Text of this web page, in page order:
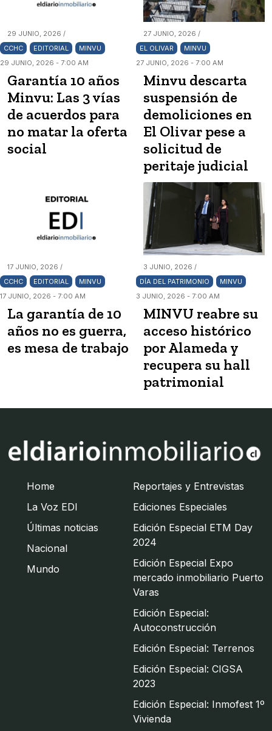
29 JUNIO, 2026 /
CCHC
EDITORIAL
MINVU
29 JUNIO, 2026 - 7:00 AM
Garantía 10 años
Minvu: Las 3 vías
de acuerdos para
no matar la oferta
social
27 JUNIO, 2026 /
EL OLIVAR
MINVU
27 JUNIO, 2026 - 7:00 AM
Minvu descarta
suspensión de
demoliciones en
El Olivar pese a
solicitud de
peritaje judicial
17 JUNIO, 2026 /
CCHC
EDITORIAL
MINVU
17 JUNIO, 2026 - 7:00 AM
La garantía de 10
años no es guerra,
es mesa de trabajo
3 JUNIO, 2026 /
DÍA DEL PATRIMONIO
MINVU
3 JUNIO, 2026 - 7:00 AM
MINVU reabre su
acceso histórico
por Alameda y
recupera su hall
patrimonial
Home
La Voz EDI
Últimas noticias
Nacional
Mundo
Reportajes y Entrevistas
Ediciones Especiales
Edición Especial ETM Day
2024
Edición Especial Expo
mercado inmobiliario Puerto
Varas
Edición Especial:
Autoconstrucción
Edición Especial: Terrenos
Edición Especial: CIGSA
2023
Edición Especial: Inmofest 1º
Vivienda